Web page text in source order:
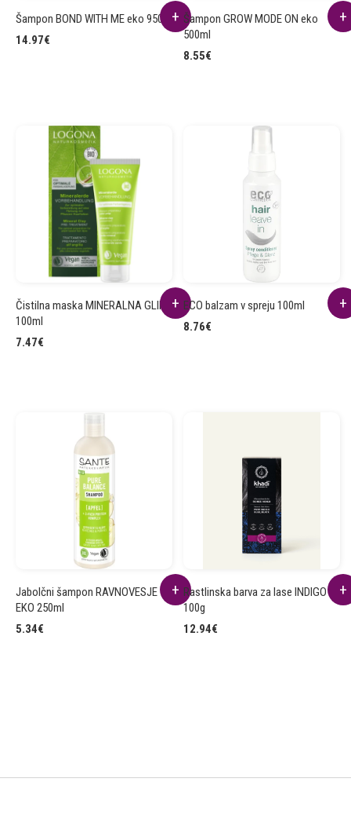
Šampon BOND WITH ME eko 950ml
14.97€
Šampon GROW MODE ON eko
500ml
8.55€
Čistilna maska MINERALNA GLINA
100ml
7.47€
ECO balzam v spreju 100ml
8.76€
Jabolčni šampon RAVNOVESJE
EKO 250ml
5.34€
Rastlinska barva za lase INDIGO
100g
12.94€